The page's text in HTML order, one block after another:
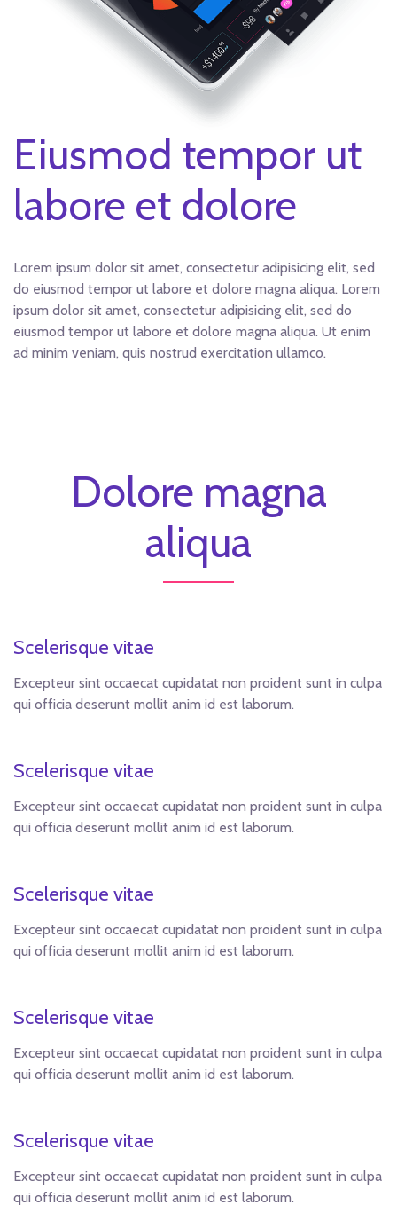
Eiusmod tempor ut
labore et dolore
Lorem ipsum dolor sit amet, consectetur adipisicing elit, sed
do eiusmod tempor ut labore et dolore magna aliqua. Lorem
ipsum dolor sit amet, consectetur adipisicing elit, sed do
eiusmod tempor ut labore et dolore magna aliqua. Ut enim
ad minim veniam, quis nostrud exercitation ullamco.
Dolore magna
aliqua
Scelerisque vitae
Excepteur sint occaecat cupidatat non proident sunt in culpa
qui officia deserunt mollit anim id est laborum.
Scelerisque vitae
Excepteur sint occaecat cupidatat non proident sunt in culpa
qui officia deserunt mollit anim id est laborum.
Scelerisque vitae
Excepteur sint occaecat cupidatat non proident sunt in culpa
qui officia deserunt mollit anim id est laborum.
Scelerisque vitae
Excepteur sint occaecat cupidatat non proident sunt in culpa
qui officia deserunt mollit anim id est laborum.
Scelerisque vitae
Excepteur sint occaecat cupidatat non proident sunt in culpa
qui officia deserunt mollit anim id est laborum.